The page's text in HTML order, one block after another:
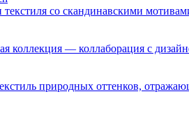
со скандинавскими
коллекция — коллаборация с
природных оттенков,